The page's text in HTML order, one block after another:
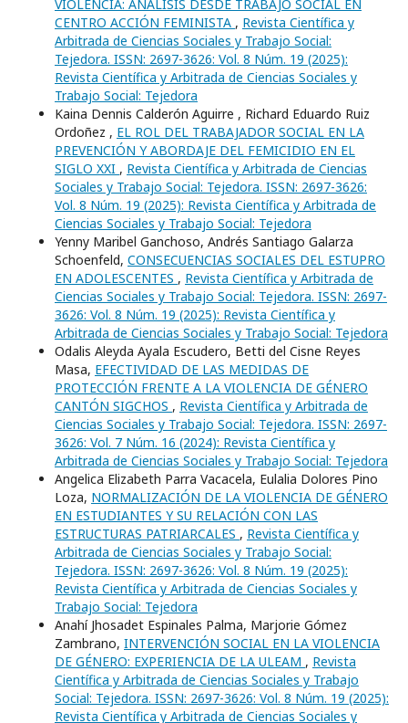
VIOLENCIA: ANÁLISIS DESDE TRABAJO SOCIAL EN
CENTRO ACCIÓN FEMINISTA , Revista Científica y
Arbitrada de Ciencias Sociales y Trabajo Social:
Tejedora. ISSN: 2697-3626: Vol. 8 Núm. 19 (2025):
Revista Científica y Arbitrada de Ciencias Sociales y
Trabajo Social: Tejedora
Kaina Dennis Calderón Aguirre , Richard Eduardo Ruiz
Ordoñez , EL ROL DEL TRABAJADOR SOCIAL EN LA
PREVENCIÓN Y ABORDAJE DEL FEMICIDIO EN EL
SIGLO XXI , Revista Científica y Arbitrada de Ciencias
Sociales y Trabajo Social: Tejedora. ISSN: 2697-3626:
Vol. 8 Núm. 19 (2025): Revista Científica y Arbitrada de
Ciencias Sociales y Trabajo Social: Tejedora
Yenny Maribel Ganchoso, Andrés Santiago Galarza
Schoenfeld, CONSECUENCIAS SOCIALES DEL ESTUPRO
EN ADOLESCENTES , Revista Científica y Arbitrada de
Ciencias Sociales y Trabajo Social: Tejedora. ISSN: 2697-
3626: Vol. 8 Núm. 19 (2025): Revista Científica y
Arbitrada de Ciencias Sociales y Trabajo Social: Tejedora
Odalis Aleyda Ayala Escudero, Betti del Cisne Reyes
Masa, EFECTIVIDAD DE LAS MEDIDAS DE
PROTECCIÓN FRENTE A LA VIOLENCIA DE GÉNERO
CANTÓN SIGCHOS , Revista Científica y Arbitrada de
Ciencias Sociales y Trabajo Social: Tejedora. ISSN: 2697-
3626: Vol. 7 Núm. 16 (2024): Revista Científica y
Arbitrada de Ciencias Sociales y Trabajo Social: Tejedora
Angelica Elizabeth Parra Vacacela, Eulalia Dolores Pino
Loza, NORMALIZACIÓN DE LA VIOLENCIA DE GÉNERO
EN ESTUDIANTES Y SU RELACIÓN CON LAS
ESTRUCTURAS PATRIARCALES , Revista Científica y
Arbitrada de Ciencias Sociales y Trabajo Social:
Tejedora. ISSN: 2697-3626: Vol. 8 Núm. 19 (2025):
Revista Científica y Arbitrada de Ciencias Sociales y
Trabajo Social: Tejedora
Anahí Jhosadet Espinales Palma, Marjorie Gómez
Zambrano, INTERVENCIÓN SOCIAL EN LA VIOLENCIA
DE GÉNERO: EXPERIENCIA DE LA ULEAM , Revista
Científica y Arbitrada de Ciencias Sociales y Trabajo
Social: Tejedora. ISSN: 2697-3626: Vol. 8 Núm. 19 (2025):
Revista Científica y Arbitrada de Ciencias Sociales y